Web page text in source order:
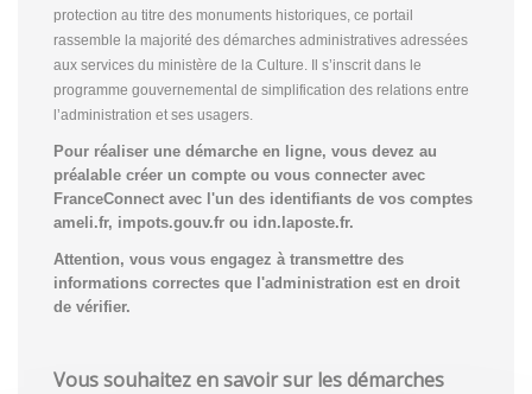
protection au titre des monuments historiques, ce portail
rassemble la majorité des démarches administratives adressées
aux services du ministère de la Culture. Il s’inscrit dans le
programme gouvernemental de simplification des relations entre
l’administration et ses usagers.
Pour réaliser une démarche en ligne, vous devez au
préalable créer un compte ou vous connecter avec
FranceConnect avec l'un des identifiants de vos comptes
ameli.fr, impots.gouv.fr ou idn.laposte.fr.
Attention, vous vous engagez à transmettre des
informations correctes que l'administration est en droit
de vérifier.
Vous souhaitez en savoir sur les démarches